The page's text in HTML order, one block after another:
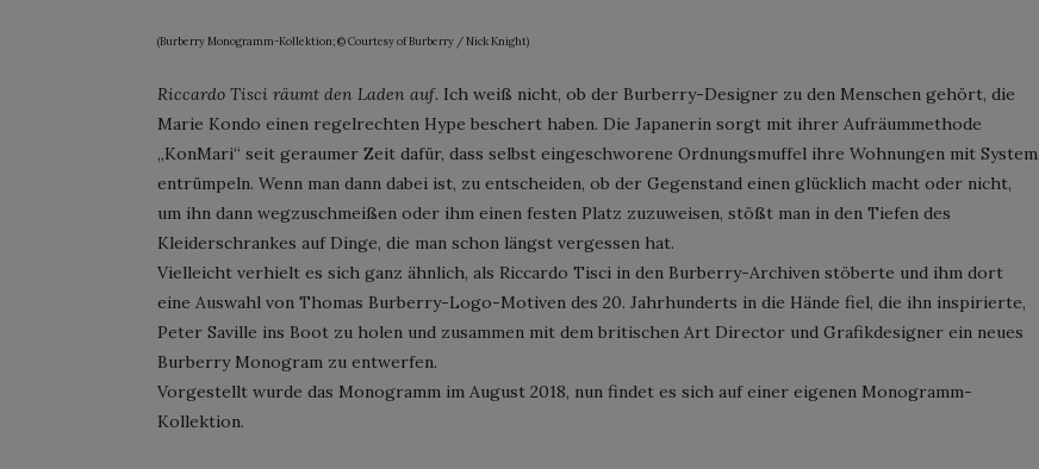
(Burberry Monogramm-Kollektion; © Courtesy of Burberry / Nick Knight)
Riccardo Tisci räumt den Laden auf. Ich weiß nicht, ob der Burberry-Designer zu den Menschen gehört, die
Marie Kondo einen regelrechten Hype beschert haben. Die Japanerin sorgt mit ihrer Aufräummethode
„KonMari“ seit geraumer Zeit dafür, dass selbst eingeschworene Ordnungsmuffel ihre Wohnungen mit System
entrümpeln. Wenn man dann dabei ist, zu entscheiden, ob der Gegenstand einen glücklich macht oder nicht,
um ihn dann wegzuschmeißen oder ihm einen festen Platz zuzuweisen, stößt man in den Tiefen des
Kleiderschrankes auf Dinge, die man schon längst vergessen hat.
Vielleicht verhielt es sich ganz ähnlich, als Riccardo Tisci in den Burberry-Archiven stöberte und ihm dort
eine Auswahl von Thomas Burberry-Logo-Motiven des 20. Jahrhunderts in die Hände fiel, die ihn inspirierte,
Peter Saville ins Boot zu holen und zusammen mit dem britischen Art Director und Grafikdesigner ein neues
Burberry Monogram zu entwerfen.
Vorgestellt wurde das Monogramm im August 2018, nun findet es sich auf einer eigenen Monogramm-
Kollektion.